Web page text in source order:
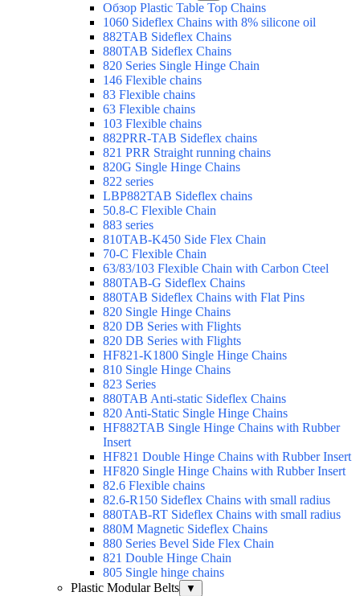
Обзор Plastic Table Top Chains
1060 Sideflex Chains with 8% silicone oil
882TAB Sideflex Chains
880TAB Sideflex Chains
820 Series Single Hinge Chain
146 Flexible chains
83 Flexible chains
63 Flexible chains
103 Flexible chains
882PRR-TAB Sideflex chains
821 PRR Straight running chains
820G Single Hinge Chains
822 series
LBP882TAB Sideflex chains
50.8-C Flexible Chain
883 series
810TAB-K450 Side Flex Chain
70-C Flexible Chain
63/83/103 Flexible Chain with Carbon Cteel
880TAB-G Sideflex Chains
880TAB Sideflex Chains with Flat Pins
820 Single Hinge Chains
820 DB Series with Flights
820 DB Series with Flights
HF821-K1800 Single Hinge Chains
810 Single Hinge Chains
823 Series
880TAB Anti-static Sideflex Chains
820 Anti-Static Single Hinge Chains
HF882TAB Single Hinge Chains with Rubber
Insert
HF821 Double Hinge Chains with Rubber Insert
HF820 Single Hinge Chains with Rubber Insert
82.6 Flexible chains
82.6-R150 Sideflex Chains with small radius
880TAB-RT Sideflex Chains with small radius
880M Magnetic Sideflex Chains
880 Series Bevel Side Flex Chain
821 Double Hinge Chain
805 Single hinge chains
Plastic Modular Belts
▼